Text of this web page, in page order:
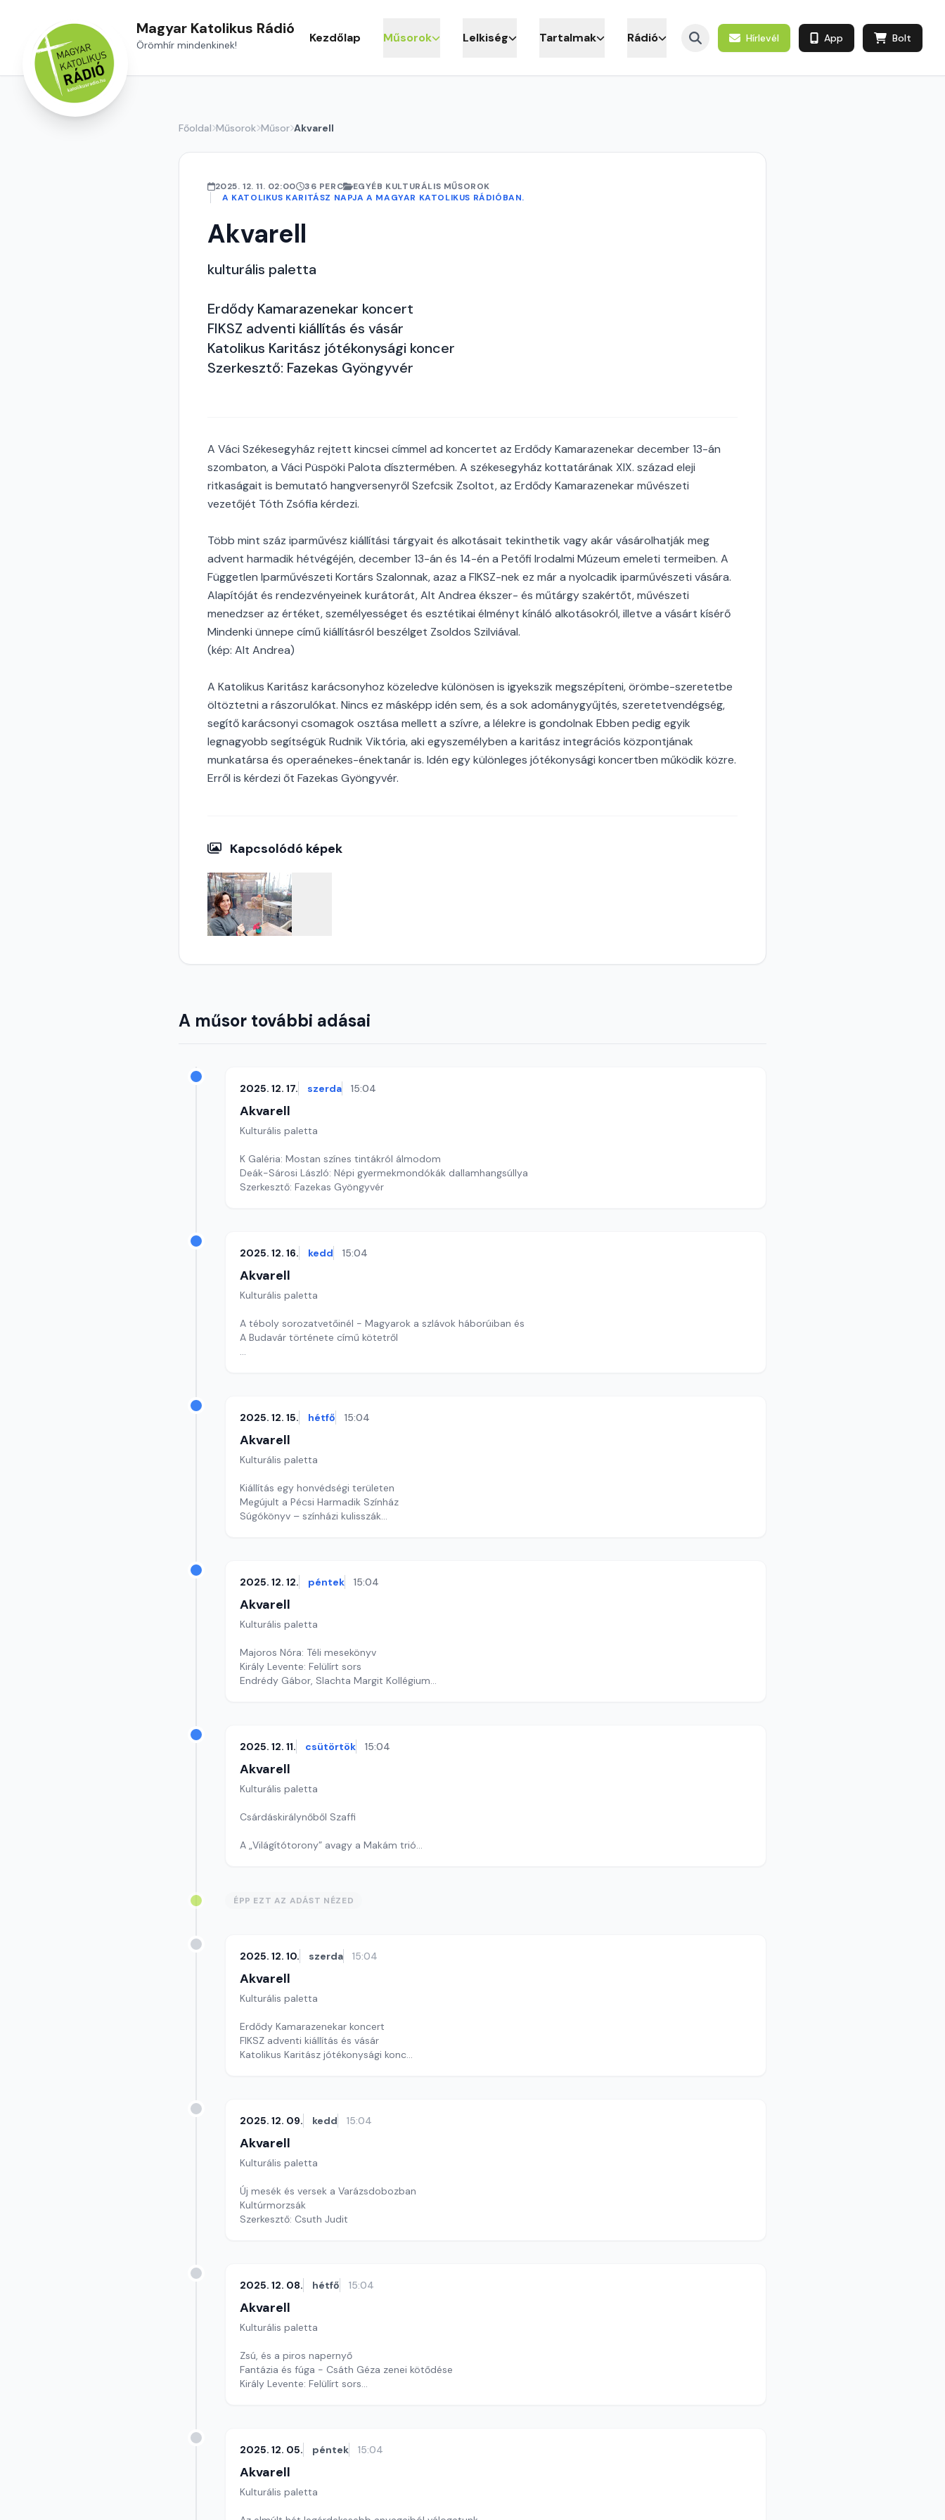
Magyar Katolikus Rádió
Örömhír mindenkinek! Kezdőlap Műsorok Lelkiség Tartalmak Rádió Hírlevél App Bolt
Főoldal Műsorok Műsor Akvarell
2025. 12. 11. 02:00 36 PERC
EGYÉB KULTURÁLIS MŰSOROK
A KATOLIKUS KARITÁSZ NAPJA A MAGYAR KATOLIKUS RÁDIÓBAN.
Akvarell
kulturális paletta
Erdődy Kamarazenekar koncert
FIKSZ adventi kiállítás és vásár
Katolikus Karitász jótékonysági koncer
Szerkesztő: Fazekas Gyöngyvér
A Váci Székesegyház rejtett kincsei címmel ad koncertet az Erdődy Kamarazenekar december 13-án
szombaton, a Váci Püspöki Palota dísztermében. A székesegyház kottatárának XIX. század eleji
ritkaságait is bemutató hangversenyről Szefcsik Zsoltot, az Erdődy Kamarazenekar művészeti
vezetőjét Tóth Zsófia kérdezi.
Több mint száz iparművész kiállítási tárgyait és alkotásait tekinthetik vagy akár vásárolhatják meg
advent harmadik hétvégéjén, december 13-án és 14-én a Petőfi Irodalmi Múzeum emeleti termeiben. A
Független Iparművészeti Kortárs Szalonnak, azaz a FIKSZ-nek ez már a nyolcadik iparművészeti vására.
Alapítóját és rendezvényeinek kurátorát, Alt Andrea ékszer- és műtárgy szakértőt, művészeti
menedzser az értéket, személyességet és esztétikai élményt kínáló alkotásokról, illetve a vásárt kísérő
Mindenki ünnepe című kiállításról beszélget Zsoldos Szilviával.
(kép: Alt Andrea)
A Katolikus Karitász karácsonyhoz közeledve különösen is igyekszik megszépíteni, örömbe-szeretetbe
öltöztetni a rászorulókat. Nincs ez másképp idén sem, és a sok adománygyűjtés, szeretetvendégség,
segítő karácsonyi csomagok osztása mellett a szívre, a lélekre is gondolnak Ebben pedig egyik
legnagyobb segítségük Rudnik Viktória, aki egyszemélyben a karitász integrációs központjának
munkatársa és operaénekes-énektanár is. Idén egy különleges jótékonysági koncertben működik közre.
Erről is kérdezi őt Fazekas Gyöngyvér.
Kapcsolódó képek
A műsor további adásai
2025. 12. 17. szerda 15:04
Akvarell
Kulturális paletta
K Galéria: Mostan színes tintákról álmodom
Deák-Sárosi László: Népi gyermekmondókák dallamhangsúllya
Szerkesztő: Fazekas Gyöngyvér
2025. 12. 16. kedd 15:04
Akvarell
Kulturális paletta
A téboly sorozatvetőinél - Magyarok a szlávok háborúiban és
A Budavár története című kötetről
2025. 12. 15. hétfő 15:04
Akvarell
Kulturális paletta
Kiállítás egy honvédségi területen
Megújult a Pécsi Harmadik Színház
Súgókönyv – színházi kulisszák
2025. 12. 12. péntek 15:04
Akvarell
Kulturális paletta
Majoros Nóra: Téli mesekönyv
Király Levente: Felülírt sors
Endrédy Gábor, Slachta Margit Kollégium
2025. 12. 11. csütörtök 15:04
Akvarell
Kulturális paletta
Csárdáskirálynőből Szaffi
A „Világítótorony” avagy a Makám trió
ÉPP EZT AZ ADÁST NÉZED
2025. 12. 10. szerda 15:04
Akvarell
Kulturális paletta
Erdődy Kamarazenekar koncert
FIKSZ adventi kiállítás és vásár
Katolikus Karitász jótékonysági koncer
2025. 12. 09. kedd 15:04
Akvarell
Kulturális paletta
Új mesék és versek a Varázsdobozban
Kultúrmorzsák
Szerkesztő: Csuth Judit
2025. 12. 08. hétfő 15:04
Akvarell
Kulturális paletta
Zsú, és a piros napernyő
Fantázia és fúga - Csáth Géza zenei kötődése
Király Levente: Felülírt sors
2025. 12. 05. péntek 15:04
Akvarell
Kulturális paletta